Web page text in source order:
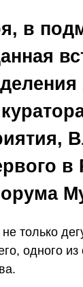
в
в
только
одного